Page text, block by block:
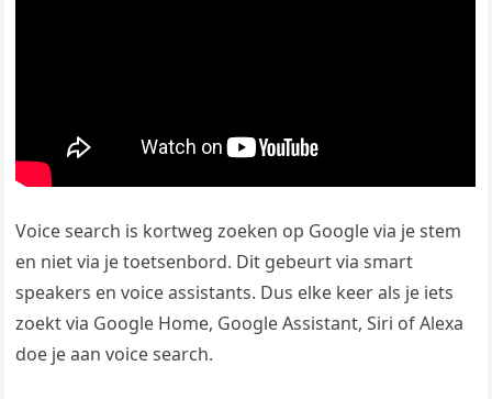
Voice search is kortweg zoeken op Google via je stem
en niet via je toetsenbord. Dit gebeurt via smart
speakers en voice assistants. Dus elke keer als je iets
zoekt via Google Home, Google Assistant, Siri of Alexa
doe je aan voice search.